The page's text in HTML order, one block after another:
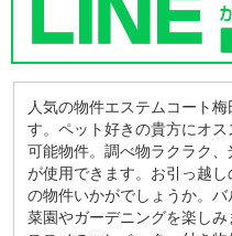
人気の物件エステムコート
す。ペット好きの貴方にオ
可能物件。調べ物ラクラク
が使用できます。お引っ越
の物件いかがでしょうか。
菜園やガーデニングを楽し